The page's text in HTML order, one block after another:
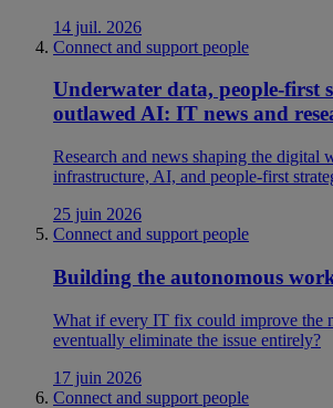
14 juil. 2026
Connect and support people
Underwater data, people-first
outlawed AI: IT news and
Research and news shaping the digital
infrastructure, AI, and people-first
25 juin 2026
Connect and support people
Building the autonomous
What if every IT fix could improve the
eventually eliminate the issue entirely?
17 juin 2026
Connect and support people